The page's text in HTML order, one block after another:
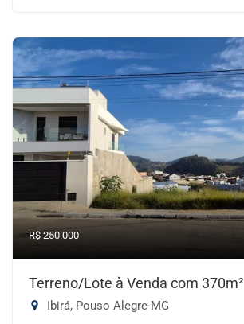
R$ 250.000
Terreno/Lote à Venda com 370m²
Ibirá, Pouso Alegre-MG